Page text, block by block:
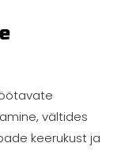
vältides
keerukust ja